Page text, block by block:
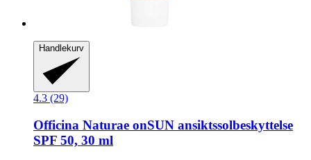
Handlekurv
4.3 (29)
Officina Naturae onSUN ansiktssolbeskyttelse
SPF 50, 30 ml